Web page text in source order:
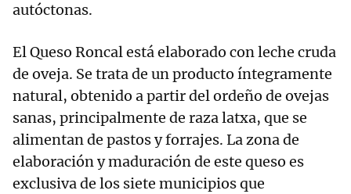
autóctonas.
El Queso Roncal está elaborado con leche cruda
de oveja. Se trata de un producto íntegramente
natural, obtenido a partir del ordeño de ovejas
sanas, principalmente de raza latxa, que se
alimentan de pastos y forrajes. La zona de
elaboración y maduración de este queso es
exclusiva de los siete municipios que